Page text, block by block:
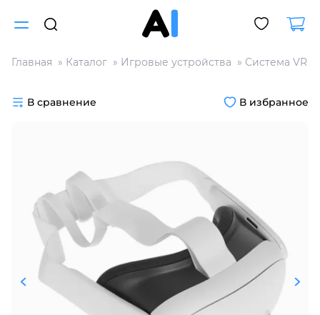
Главная Каталог Игровые устройства Система VR
В сравнение В избранное
Для клиентов всех банков
Разбейте
без переплат
График платежей
Сегодня
25 %